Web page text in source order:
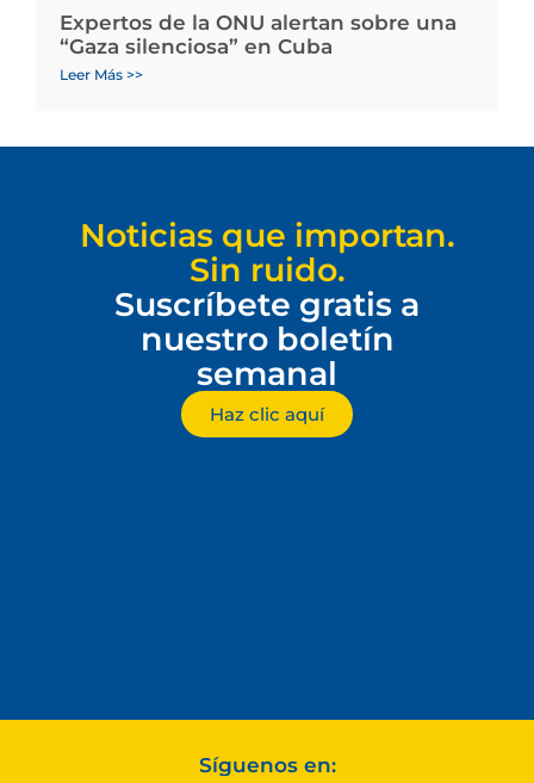
Expertos de la ONU alertan sobre una
“Gaza silenciosa” en Cuba
Leer Más >>
Noticias que importan.
Sin ruido.
Suscríbete gratis a
nuestro boletín
semanal
Haz clic aquí
Síguenos en: